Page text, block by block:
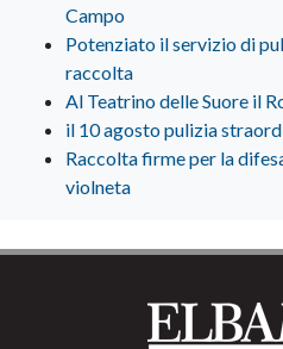
Campo
Potenziato il servizio di
raccolta
Al Teatrino delle Suore il
il 10 agosto pulizia
Raccolta firme per la
violneta